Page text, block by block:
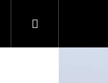
o nás
Nákupní